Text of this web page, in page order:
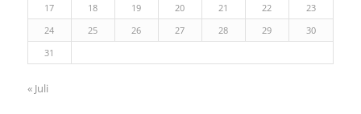
17
18 19 20 21 22
23
24
25 26 27 28 29
30
31
« Juli